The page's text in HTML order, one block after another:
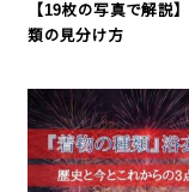
【19枚の写真で解説
類の見分け方